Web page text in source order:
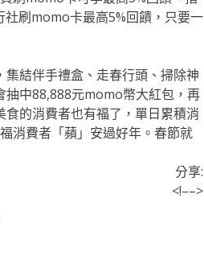
刷momo卡最高5%回饋，只要一
結伴手禮盒、走春行頭、掃除神
抽中88,888元momo幣大紅包，再
的消費者也有福了，單日累積消
消費者「蘋」安過好年。春節就
分享:
<!––>